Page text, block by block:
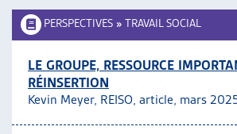
PERSPECTIVES » TRAVAIL SOCIAL
LE GROUPE, RESSOURCE
RÉINSERTION
Kevin Meyer, REISO, article, mars